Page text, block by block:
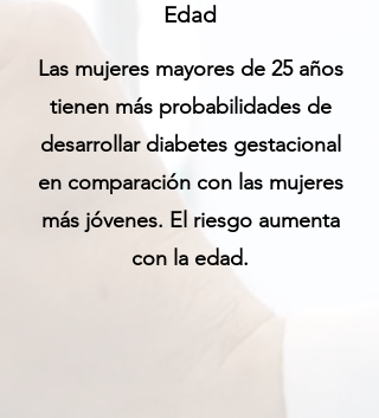
Edad
Las mujeres mayores de 25 años
tienen más probabilidades de
desarrollar diabetes gestacional
en comparación con las mujeres
más jóvenes. El riesgo aumenta
con la edad.